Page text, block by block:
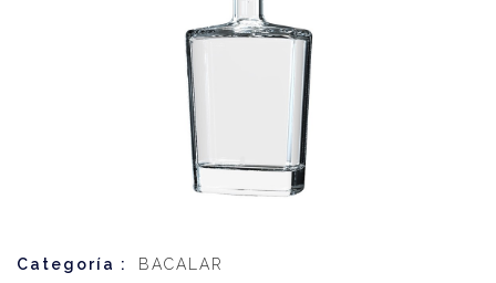
Categoría : BACALAR